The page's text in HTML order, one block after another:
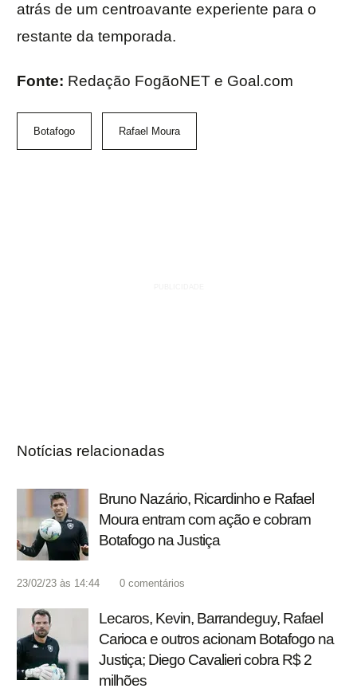
atrás de um centroavante experiente para o
restante da temporada.
Fonte: Redação FogãoNET e Goal.com
Botafogo Rafael Moura
Notícias relacionadas
Bruno Nazário, Ricardinho e Rafael
Moura entram com ação e cobram
Botafogo na Justiça
23/02/23 às 14:44 0 comentários
Lecaros, Kevin, Barrandeguy, Rafael
Carioca e outros acionam Botafogo na
Justiça; Diego Cavalieri cobra R$ 2
milhões